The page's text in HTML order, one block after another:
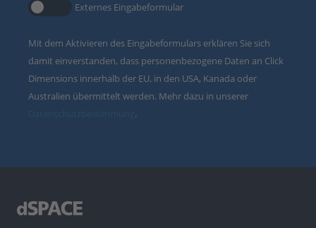
Externes Eingabeformular
Mit dem Aktivieren des Eingabeformulars erklären Sie sich
damit einverstanden, dass personenbezogene Daten an Click
Dimensions innerhalb der EU, in den USA, Kanada oder
Australien übermittelt werden. Mehr dazu in unserer
.